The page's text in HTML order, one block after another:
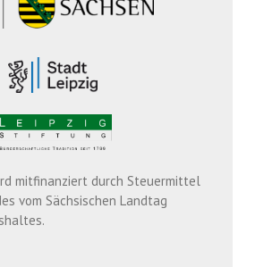
mitfinanziert durch Steuermittel
vom Sächsischen Landtag